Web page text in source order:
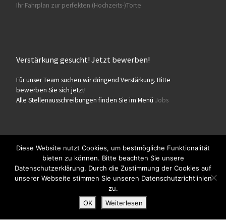
Ihr Fahrplan zur perfekten (Hochzeits-)Torte
Verstärkung gesucht! Jetzt bewerben!
Für unser Team suchen wir dringend Verstärkung. Bitte
bewerben Sie sich jetzt!
Alle Stellenausschreibungen finden Sie im Menü Jobs
© 2026Konditorei Süßes Leben– Alle Rechte vorbehalten
Präsentiert von WP – Entworfen mit demCustomizr-Theme
Diese Website nutzt Cookies, um bestmögliche Funktionalität
bieten zu können. Bitte beachten Sie unsere
Datenschutzerklärung. Durch die Zustimmung der Cookies auf
unserer Webseite stimmen Sie unseren Datenschutzrichtlinien
zu.
OK
Weiterlesen